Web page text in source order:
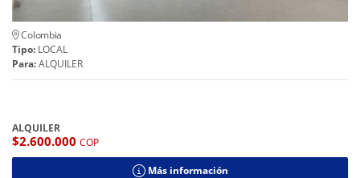
Colombia
Tipo: LOCAL
Para:ALQUILER
ALQUILER
$2.600.000 COP
Más información